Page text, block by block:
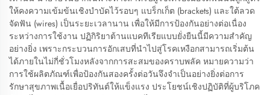
ให้คงความเข้มข้นเชิงบำบัดไว้รอบๆ แบร็กเก็ต (brackets) และใต้ลวด
จัดฟัน (wires) เป็นระยะเวลานาน เพื่อให้มีการป้องกันอย่างต่อเนื่อง
ระหว่างการใช้งาน ปฏิกิริยาต้านแบคทีเรียแบบยั่งยืนนี้มีความสำคัญ
อย่างยิ่ง เพราะกระบวนการอักเสบที่นำไปสู่โรคเหงือกสามารถเริ่มต้น
ได้ภายในไม่กี่ชั่วโมงหลังจากการสะสมของคราบพลัค หมายความว่า
การใช้ผลิตภัณฑ์เพื่อป้องกันสองครั้งต่อวันจึงจำเป็นอย่างยิ่งต่อการ
รักษาสุขภาพเนื้อเยื่อปริทันต์ให้แข็งแรง ประโยชน์เชิงปฏิบัติที่ผู้บริโภค